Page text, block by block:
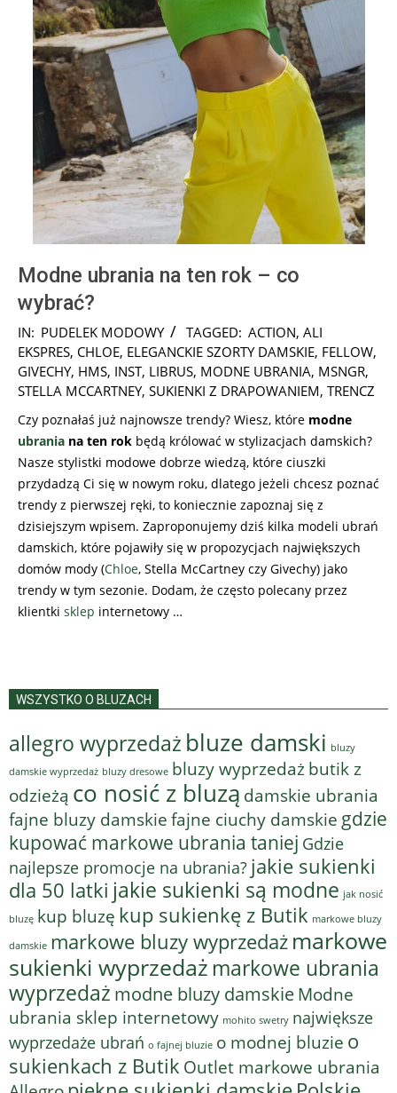
Modne ubrania na ten rok – co
wybrać?
2025-
10-
16
IN: PUDELEK MODOWY TAGGED: ACTION, ALI
EKSPRES, CHLOE, ELEGANCKIE SZORTY DAMSKIE, FELLOW,
GIVECHY, HMS, INST, LIBRUS, MODNE UBRANIA, MSNGR,
STELLA MCCARTNEY, SUKIENKI Z DRAPOWANIEM, TRENCZ
Czy poznałaś już najnowsze trendy? Wiesz, które modne
ubrania na ten rok będą królować w stylizacjach damskich?
Nasze stylistki modowe dobrze wiedzą, które ciuszki
przydadzą Ci się w nowym roku, dlatego jeżeli chcesz poznać
trendy z pierwszej ręki, to koniecznie zapoznaj się z
dzisiejszym wpisem. Zaproponujemy dziś kilka modeli ubrań
damskich, które pojawiły się w propozycjach największych
domów mody (Chloe, Stella McCartney czy Givechy) jako
trendy w tym sezonie. Dodam, że często polecany przez
klientki sklep internetowy …
WSZYSTKO O BLUZACH
allegro wyprzedaż bluze damski bluzy
damskie wyprzedaż bluzy dresowe bluzy wyprzedaż butik z
odzieżą co nosić z bluzą damskie ubrania
fajne bluzy damskiefajne ciuchy damskie gdzie
kupować markowe ubrania taniej Gdzie
najlepsze promocje na ubrania? jakie sukienki
dla 50 latki jakie sukienki są modne jak nosić
bluzę kup bluzę kup sukienkę z Butik markowe bluzy
damskie markowe bluzy wyprzedaż markowe
sukienki wyprzedaż markowe ubrania
wyprzedaż modne bluzy damskie Modne
ubrania sklep internetowy mohito swetry największe
wyprzedaże ubrań o fajnej bluzie o modnej bluzie o
sukienkach z Butik Outlet markowe ubrania